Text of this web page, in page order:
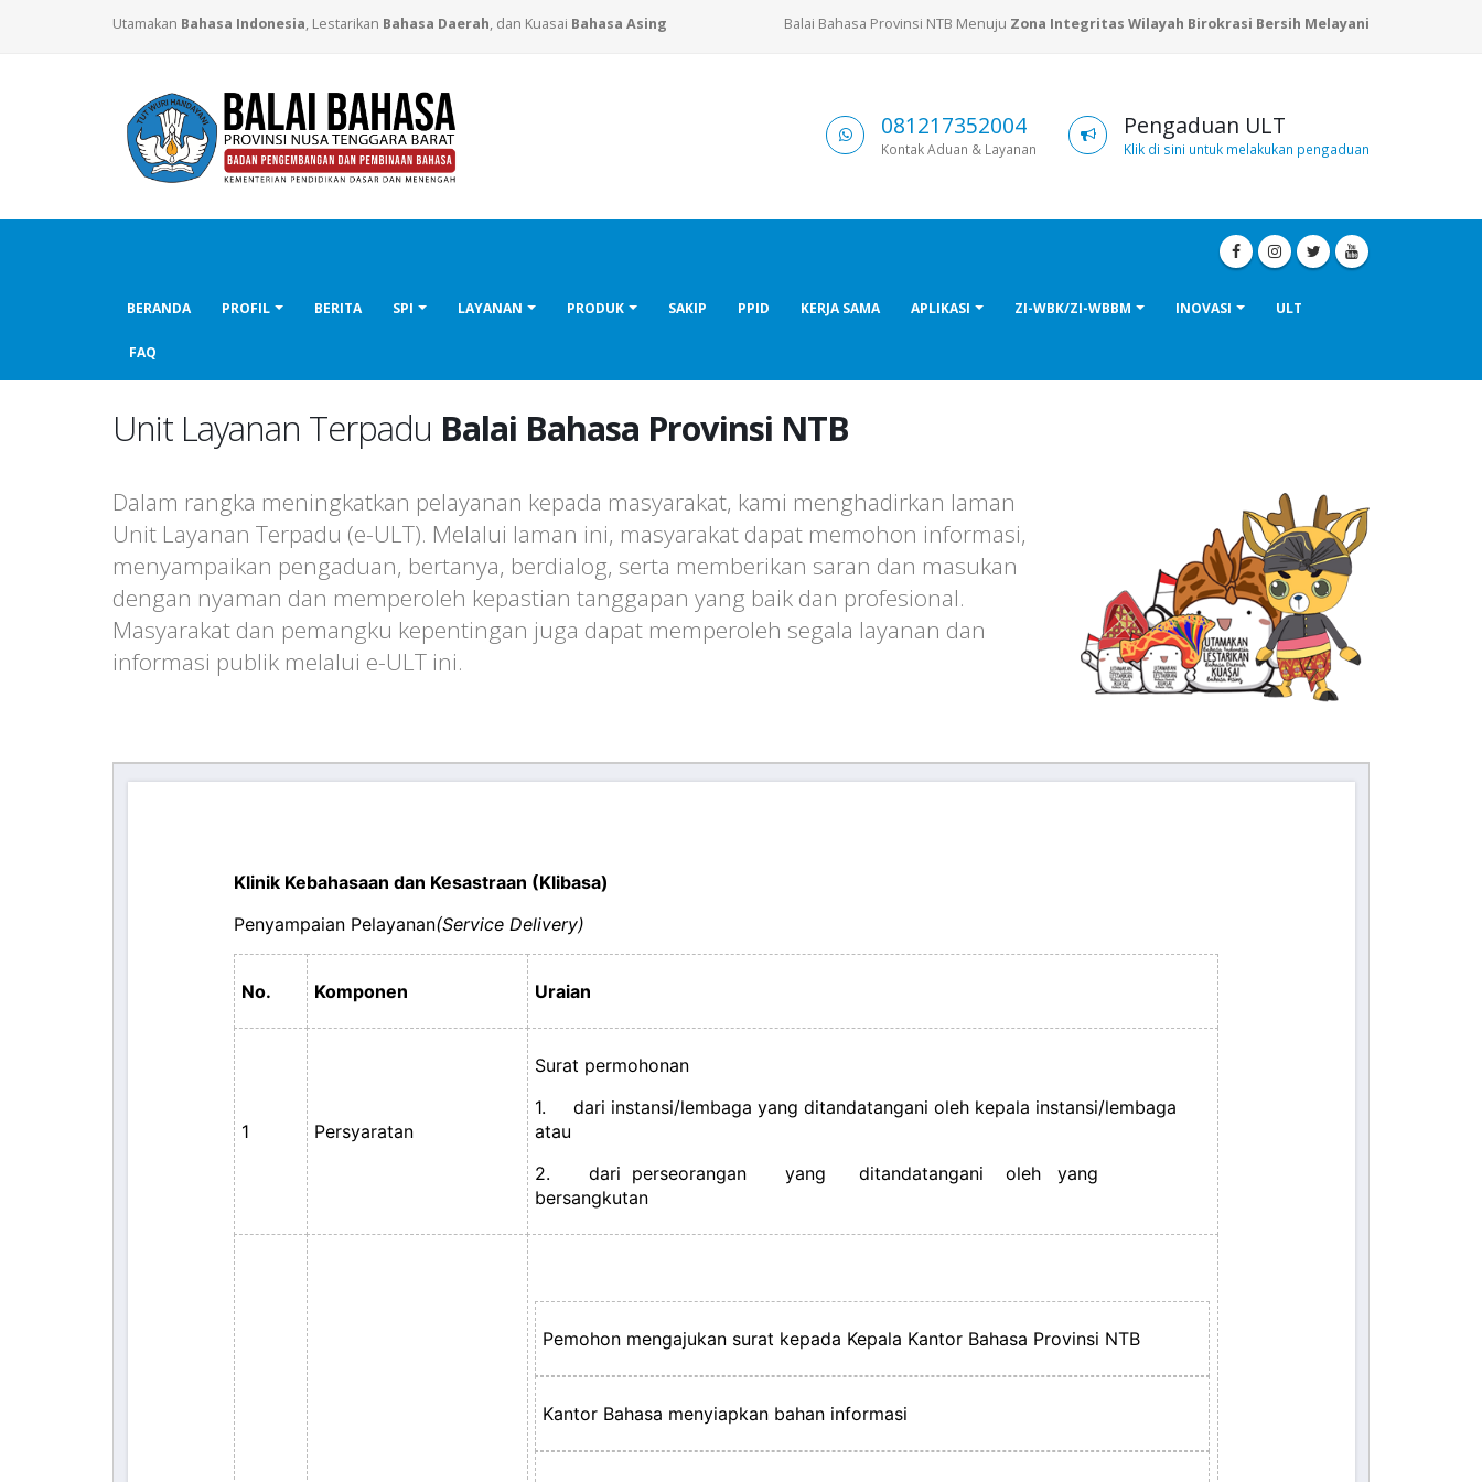
Utamakan Bahasa Indonesia, Lestarikan Bahasa Daerah, dan Kuasai Bahasa Asing Balai Bahasa Provinsi NTB Menuju Zona Integritas Wilayah Birokrasi Bersih Melayani
081217352004
Kontak Aduan & Layanan
Pengaduan ULT
Klik di sini untuk melakukan pengaduan
BERANDA PROFIL BERITA SPI LAYANAN PRODUK SAKIP PPID KERJA SAMA APLIKASI ZI-WBK/ZI-WBBM INOVASI ULT
FAQ
Unit Layanan Terpadu Balai Bahasa Provinsi NTB
Dalam rangka meningkatkan pelayanan kepada masyarakat, kami menghadirkan laman
Unit Layanan Terpadu (e-ULT). Melalui laman ini, masyarakat dapat memohon informasi,
menyampaikan pengaduan, bertanya, berdialog, serta memberikan saran dan masukan
dengan nyaman dan memperoleh kepastian tanggapan yang baik dan profesional.
Masyarakat dan pemangku kepentingan juga dapat memperoleh segala layanan dan
informasi publik melalui e-ULT ini.